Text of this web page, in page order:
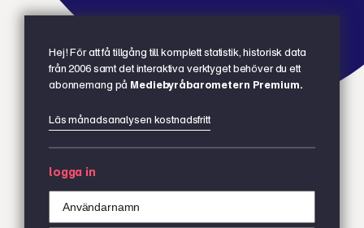
Hej! För att få tillgång till komplett statistik, historisk data
från 2006 samt det interaktiva verktyget behöver du ett
abonnemang på Mediebyråbarometern Premium.
Läs månadsanalysen kostnadsfritt
logga in